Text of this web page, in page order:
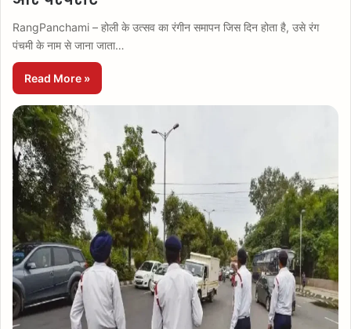
RangPanchami – होली के उत्सव का रंगीन समापन जिस दिन होता है, उसे रंग
पंचमी के नाम से जाना जाता…
Read More »